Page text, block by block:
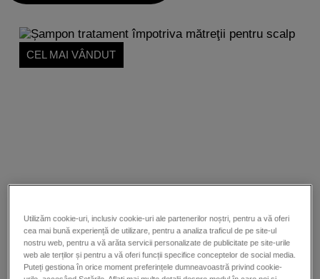
CEL MAI VÂNDUT
Utilizăm cookie-uri, inclusiv cookie-uri ale partenerilor noștri, pentru a vă oferi
cea mai bună experiență de utilizare, pentru a analiza traficul de pe site-ul
nostru web, pentru a vă arăta servicii personalizate de publicitate pe site-urile
web ale terților și pentru a vă oferi funcții specifice conceptelor de social media.
Puteți gestiona în orice moment preferințele dumneavoastră privind cookie-